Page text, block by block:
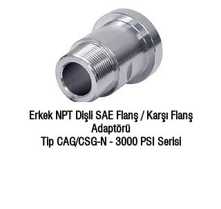
Erkek NPT Dişli SAE Flanş / Karşı Flanş
Adaptörü
Tip CAG/CSG-N - 3000 PSI Serisi